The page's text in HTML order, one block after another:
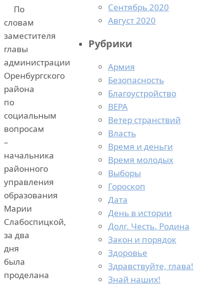
По
словам
заместителя
главы
администрации
Оренбургского
района
по
социальным
вопросам
–
начальника
районного
управления
образования
Марии
Слабоспицкой,
за два
дня
была
проделана
Сентябрь 2020
Август 2020
Рубрики
Армия
Безопасность
Благоустройство
ВЕРА
Ветер странствий
Власть
Время и деньги
Время молодых
Выборы
Гороскоп
Дата
День в истории
Долг. Честь. Родина
Закон и порядок
Здоровье
Здравствуйте, глава!
Знай наших!